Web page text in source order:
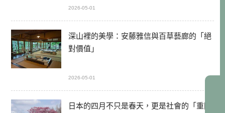
2026-05-01
深山裡的美學：安藤雅信與百草藝廊的「絕
對價值」
2026-05-01
日本的四月不只是春天，更是社會的「重開